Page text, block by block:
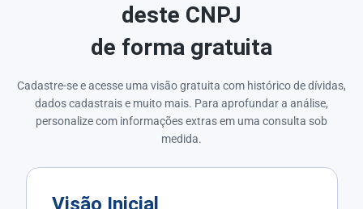
deste CNPJ
de forma gratuita
Cadastre-se e acesse uma visão gratuita com histórico de dívidas,
dados cadastrais e muito mais. Para aprofundar a análise,
personalize com informações extras em uma consulta sob
medida.